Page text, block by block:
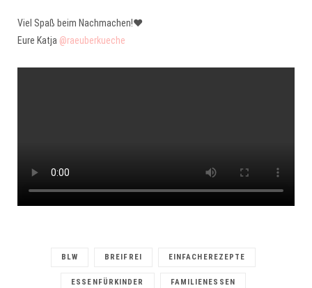
Viel Spaß beim Nachmachen!❤️
Eure Katja @raeuberkueche
BLW BREIFREI EINFACHEREZEPTE
ESSENFÜRKINDER FAMILIENESSEN